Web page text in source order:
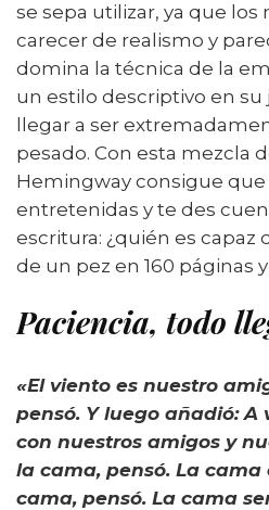
se sepa utilizar, ya que
carecer de realismo y
domina la técnica de la
un estilo descriptivo en su
llegar a ser
pesado. Con esta mezcla
Hemingway consigue que
entretenidas y te des
escritura: ¿quién es capaz
de un pez en 160 páginas
Paciencia, todo
«El viento es nuestro
pensó. Y luego añadió: A
con nuestros amigos y
la cama, pensó. La cama
cama, pensó. La cama